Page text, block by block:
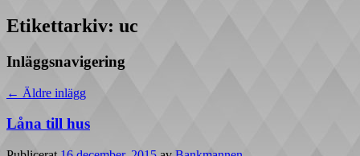
Etikettarkiv: uc
Inläggsnavigering
← Äldre inlägg
Låna till hus